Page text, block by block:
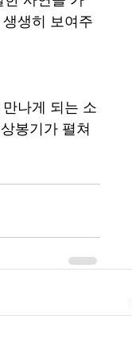
생히 보여주
봉기가 펼쳐